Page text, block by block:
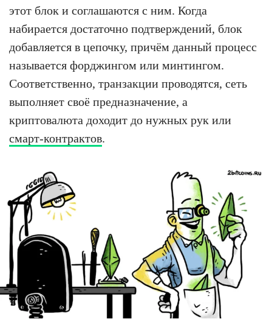
этот блок и соглашаются с ним. Когда
набирается достаточно подтверждений, блок
добавляется в цепочку, причём данный процесс
называется форджингом или минтингом.
Соответственно, транзакции проводятся, сеть
выполняет своё предназначение, а
криптовалюта доходит до нужных рук или
смарт-контрактов.